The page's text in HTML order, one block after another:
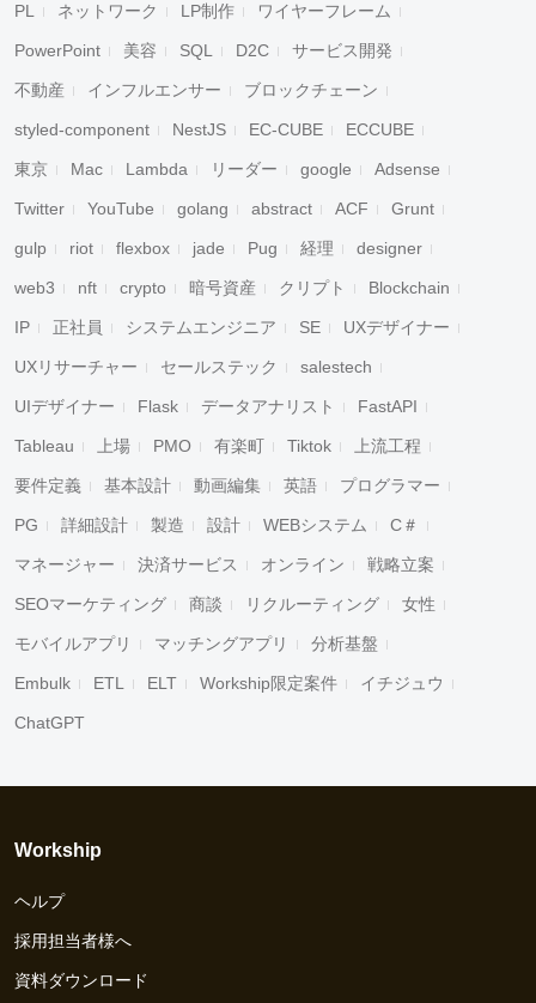
PL ネットワーク LP制作 ワイヤーフレーム
PowerPoint 美容 SQL D2C サービス開発
不動産 インフルエンサー ブロックチェーン
styled-component NestJS EC-CUBE ECCUBE
東京 Mac Lambda リーダー google Adsense
Twitter YouTube golang abstract ACF Grunt
gulp riot flexbox jade Pug 経理 designer
web3 nft crypto 暗号資産 クリプト Blockchain
IP 正社員 システムエンジニア SE UXデザイナー
UXリサーチャー セールステック salestech
UIデザイナー Flask データアナリスト FastAPI
Tableau 上場 PMO 有楽町 Tiktok 上流工程
要件定義 基本設計 動画編集 英語 プログラマー
PG 詳細設計 製造 設計 WEBシステム C＃
マネージャー 決済サービス オンライン 戦略立案
SEOマーケティング 商談 リクルーティング 女性
モバイルアプリ マッチングアプリ 分析基盤
Embulk ETL ELT Workship限定案件 イチジュウ
ChatGPT
Workship
ヘルプ
採用担当者様へ
資料ダウンロード